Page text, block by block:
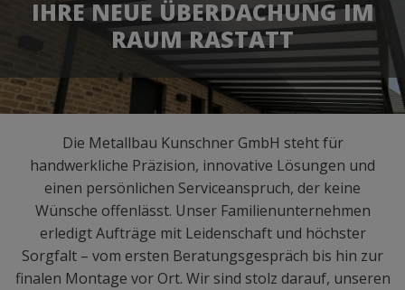
IHRE NEUE ÜBERDACHUNG IM
RAUM RASTATT
Die Metallbau Kunschner GmbH steht für
handwerkliche Präzision, innovative Lösungen und
einen persönlichen Serviceanspruch, der keine
Wünsche offenlässt. Unser Familienunternehmen
erledigt Aufträge mit Leidenschaft und höchster
Sorgfalt – vom ersten Beratungsgespräch bis hin zur
finalen Montage vor Ort. Wir sind stolz darauf, unseren